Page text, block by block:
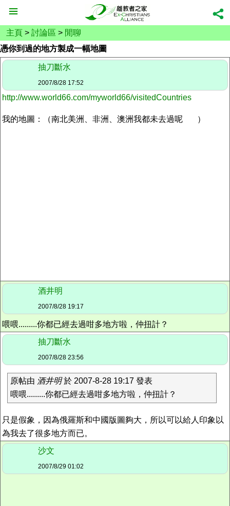
主頁 > 討論區 > 閒聊
憑你到過的地方製成一幅地圖
抽刀斷水
2007/8/28 17:52
http://www.world66.com/myworld66/visitedCountries
我的地圖：（南北美洲、非洲、澳洲我都未去過呢 ）
酒井明
2007/8/28 19:17
喂喂.........你都已經去過咁多地方啦，仲扭計？
抽刀斷水
2007/8/28 23:56
原帖由 酒井明於 2007-8-28 19:17 發表
喂喂.........你都已經去過咁多地方啦，仲扭計？
只是假象，因為俄羅斯和中國版圖夠大，所以可以給人印象以
為我去了很多地方而已。
沙文
2007/8/29 01:02